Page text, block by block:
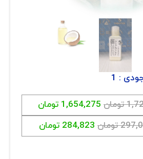
پلاستیکی
و بهداشتی
:
1
1,654,275 تومان
تومان 284,823 تومان